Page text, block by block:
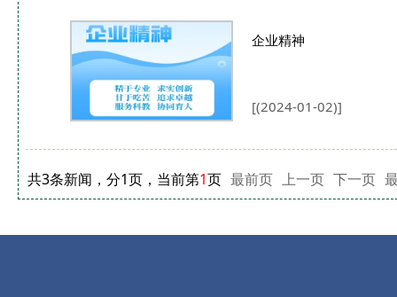
企业精神
[(2024-01-02)]
共3条新闻，分1页，当前第1页 最前页 上一页 下一页